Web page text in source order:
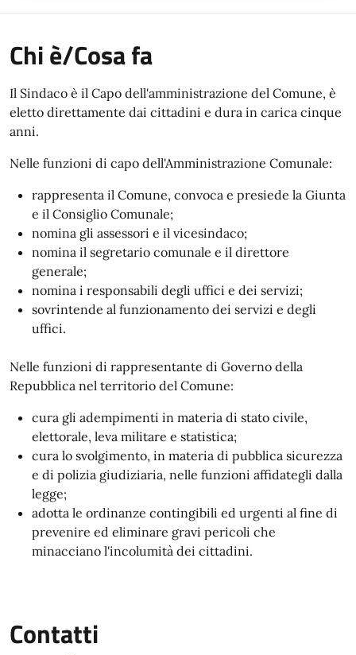
Chi è/Cosa fa
Il Sindaco è il Capo dell'amministrazione del Comune, è
eletto direttamente dai cittadini e dura in carica cinque
anni.
Nelle funzioni di capo dell'Amministrazione Comunale:
rappresenta il Comune, convoca e presiede la Giunta
e il Consiglio Comunale;
nomina gli assessori e il vicesindaco;
nomina il segretario comunale e il direttore
generale;
nomina i responsabili degli uffici e dei servizi;
sovrintende al funzionamento dei servizi e degli
uffici.
Nelle funzioni di rappresentante di Governo della
Repubblica nel territorio del Comune:
cura gli adempimenti in materia di stato civile,
elettorale, leva militare e statistica;
cura lo svolgimento, in materia di pubblica sicurezza
e di polizia giudiziaria, nelle funzioni affidategli dalla
legge;
adotta le ordinanze contingibili ed urgenti al fine di
prevenire ed eliminare gravi pericoli che
minacciano l'incolumità dei cittadini.
Contatti